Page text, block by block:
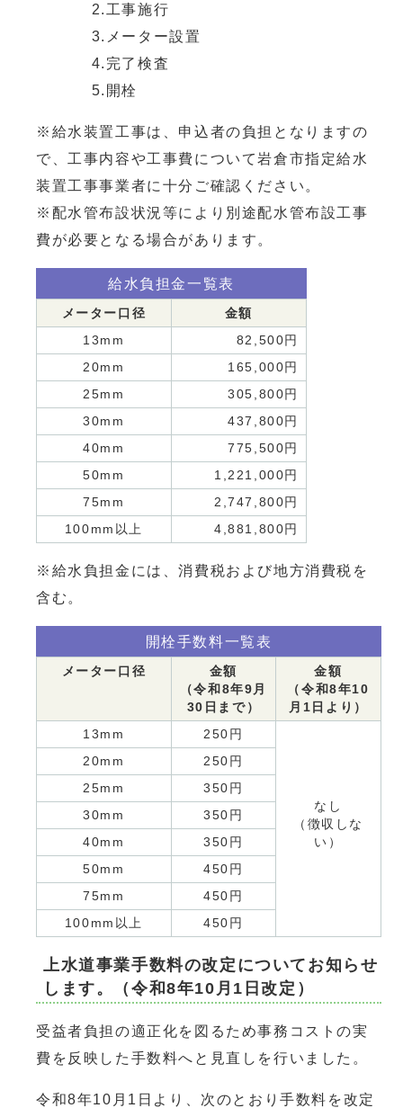
2.工事施行
3.メーター設置
4.完了検査
5.開栓
※給水装置工事は、申込者の負担となりますの
で、工事内容や工事費について岩倉市指定給水
装置工事事業者に十分ご確認ください。
※配水管布設状況等により別途配水管布設工事
費が必要となる場合があります。
給水負担金一覧表
メーター口径
金額
13mm
82,500円
20mm
165,000円
25mm
305,800円
30mm
437,800円
40mm
775,500円
50mm
1,221,000円
75mm
2,747,800円
100mm以上
4,881,800円
※給水負担金には、消費税および地方消費税を
含む。
開栓手数料一覧表
メーター口径
金額
（令和8年9月
30日まで）
金額
（令和8年10
月1日より）
13mm
250円
なし
（徴収しな
い）
20mm
250円
25mm
350円
30mm
350円
40mm
350円
50mm
450円
75mm
450円
100mm以上
450円
上水道事業手数料の改定についてお知らせ
します。（令和8年10月1日改定）
受益者負担の適正化を図るため事務コストの実
費を反映した手数料へと見直しを行いました。
令和8年10月1日より、次のとおり手数料を改定